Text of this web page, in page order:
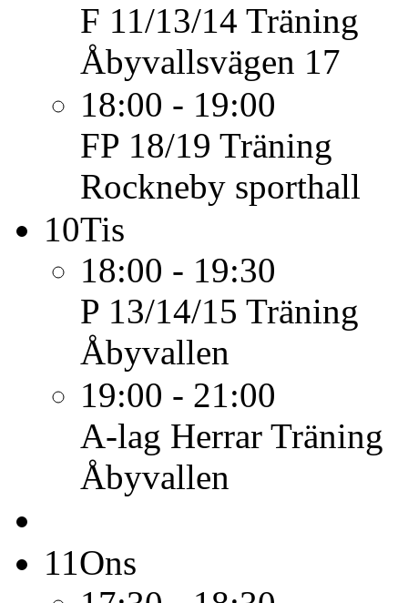
F 11/13/14 Träning
Åbyvallsvägen 17
18:00 - 19:00
FP 18/19 Träning
Rockneby sporthall
10Tis
18:00 - 19:30
P 13/14/15 Träning
Åbyvallen
19:00 - 21:00
A-lag Herrar Träning
Åbyvallen
11Ons